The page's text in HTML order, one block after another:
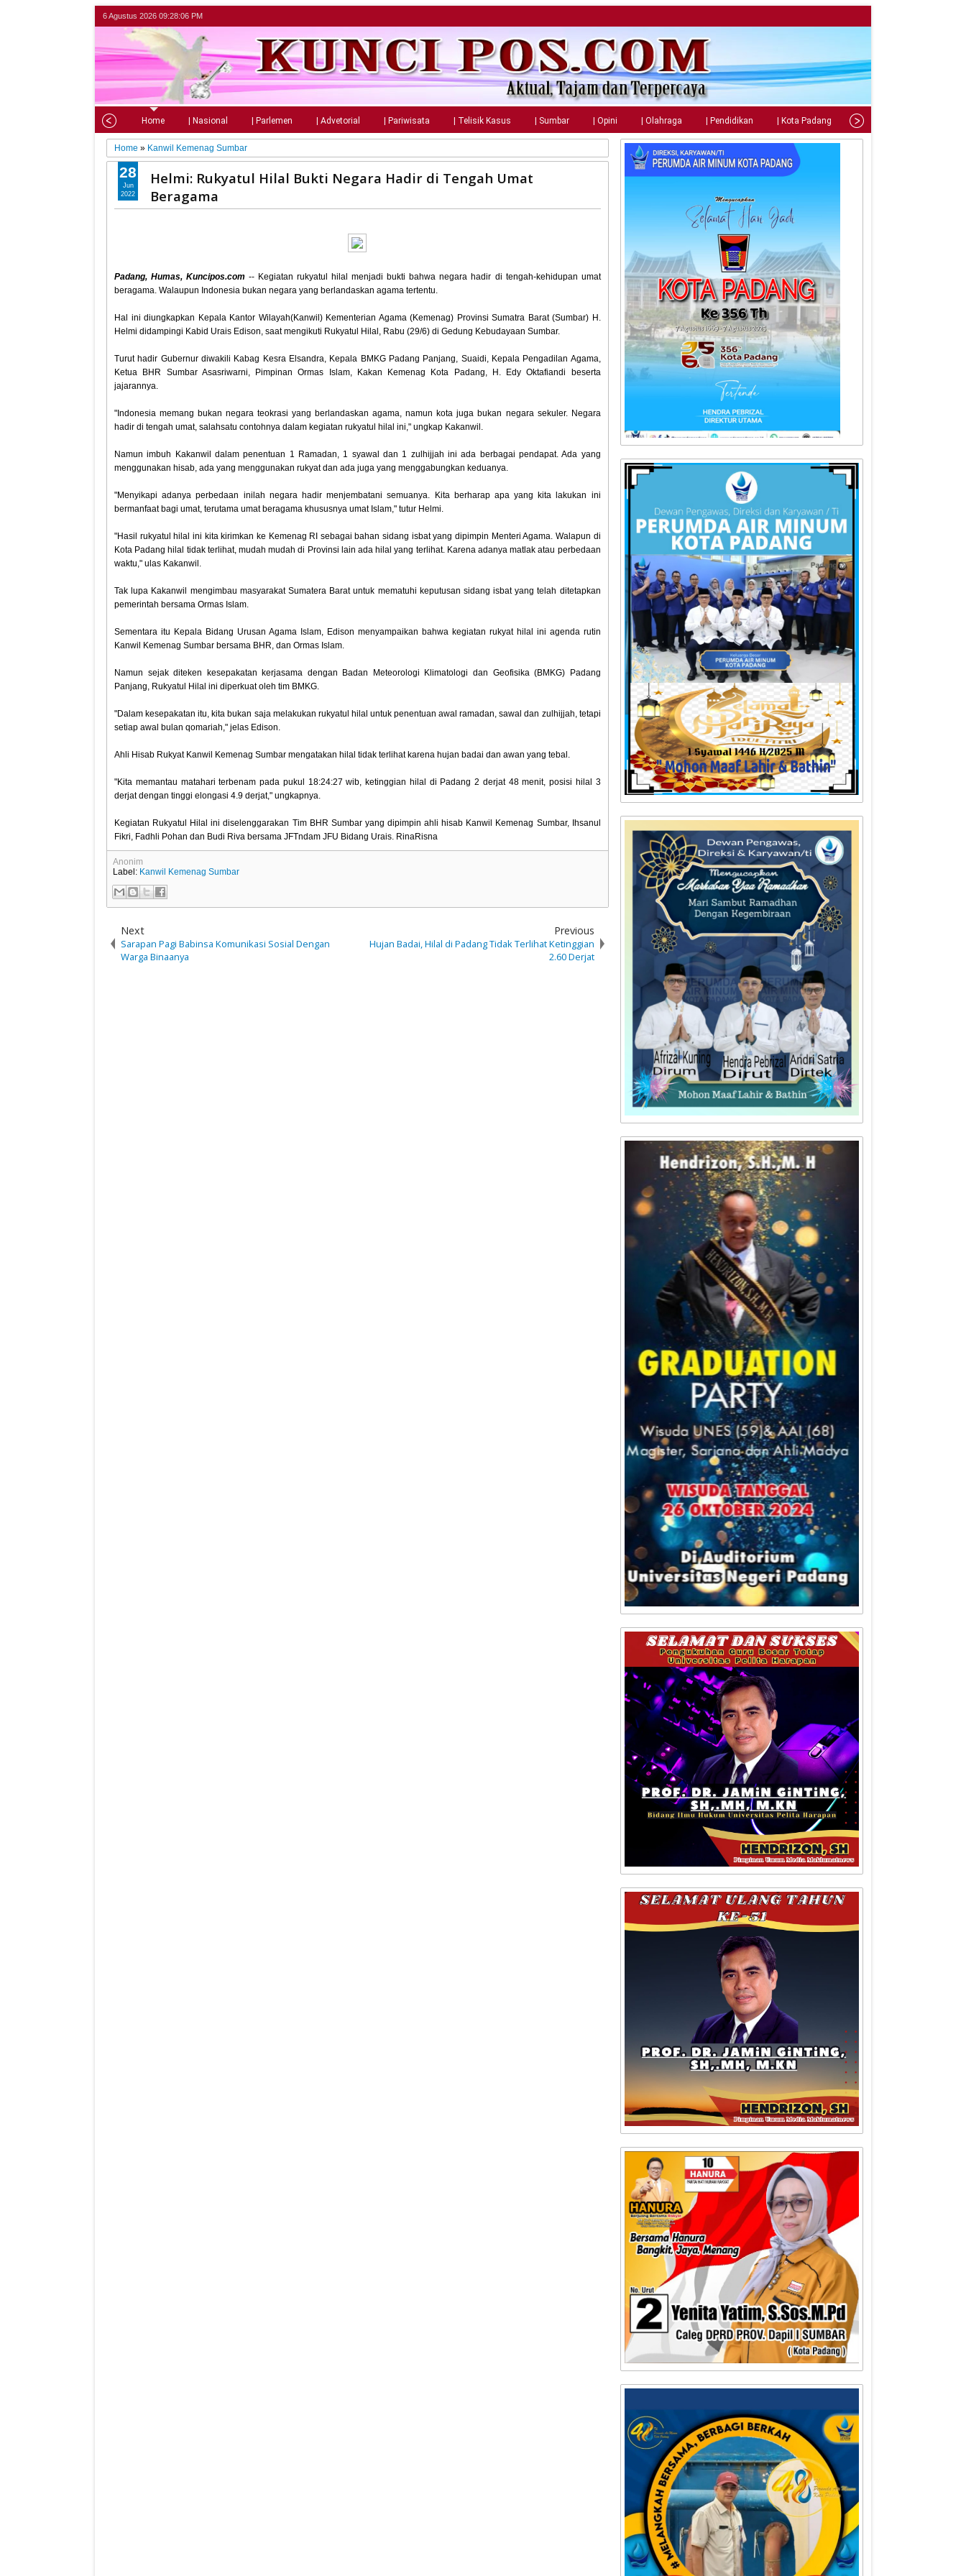
6 Agustus 2026 09:28:07 PM
Home | Nasional | Parlemen | Advetorial | Pariwisata | Telisik Kasus | Sumbar | Opini | Olahraga | Pendidikan | Kota Padang | Tips
Home » Kanwil Kemenag Sumbar
Helmi: Rukyatul Hilal Bukti Negara Hadir di Tengah Umat
Beragama
Padang, Humas, Kuncipos.com -- Kegiatan rukyatul hilal menjadi bukti bahwa negara hadir di tengah-kehidupan umat
beragama. Walaupun Indonesia bukan negara yang berlandaskan agama tertentu.
Hal ini diungkapkan Kepala Kantor Wilayah(Kanwil) Kementerian Agama (Kemenag) Provinsi Sumatra Barat (Sumbar) H.
Helmi didampingi Kabid Urais Edison, saat mengikuti Rukyatul Hilal, Rabu (29/6) di Gedung Kebudayaan Sumbar.
Turut hadir Gubernur diwakili Kabag Kesra Elsandra, Kepala BMKG Padang Panjang, Suaidi, Kepala Pengadilan Agama,
Ketua BHR Sumbar Asasriwarni, Pimpinan Ormas Islam, Kakan Kemenag Kota Padang, H. Edy Oktafiandi beserta
jajarannya.
"Indonesia memang bukan negara teokrasi yang berlandaskan agama, namun kota juga bukan negara sekuler. Negara
hadir di tengah umat, salahsatu contohnya dalam kegiatan rukyatul hilal ini," ungkap Kakanwil.
Namun imbuh Kakanwil dalam penentuan 1 Ramadan, 1 syawal dan 1 zulhijjah ini ada berbagai pendapat. Ada yang
menggunakan hisab, ada yang menggunakan rukyat dan ada juga yang menggabungkan keduanya.
"Menyikapi adanya perbedaan inilah negara hadir menjembatani semuanya. Kita berharap apa yang kita lakukan ini
bermanfaat bagi umat, terutama umat beragama khususnya umat Islam," tutur Helmi.
"Hasil rukyatul hilal ini kita kirimkan ke Kemenag RI sebagai bahan sidang isbat yang dipimpin Menteri Agama. Walapun di
Kota Padang hilal tidak terlihat, mudah mudah di Provinsi lain ada hilal yang terlihat. Karena adanya matlak atau perbedaan
waktu," ulas Kakanwil.
Tak lupa Kakanwil mengimbau masyarakat Sumatera Barat untuk mematuhi keputusan sidang isbat yang telah ditetapkan
pemerintah bersama Ormas Islam.
Sementara itu Kepala Bidang Urusan Agama Islam, Edison menyampaikan bahwa kegiatan rukyat hilal ini agenda rutin
Kanwil Kemenag Sumbar bersama BHR, dan Ormas Islam.
Namun sejak diteken kesepakatan kerjasama dengan Badan Meteorologi Klimatologi dan Geofisika (BMKG) Padang
Panjang, Rukyatul Hilal ini diperkuat oleh tim BMKG.
"Dalam kesepakatan itu, kita bukan saja melakukan rukyatul hilal untuk penentuan awal ramadan, sawal dan zulhijjah, tetapi
setiap awal bulan qomariah," jelas Edison.
Ahli Hisab Rukyat Kanwil Kemenag Sumbar mengatakan hilal tidak terlihat karena hujan badai dan awan yang tebal.
"Kita memantau matahari terbenam pada pukul 18:24:27 wib, ketinggian hilal di Padang 2 derjat 48 menit, posisi hilal 3
derjat dengan tinggi elongasi 4.9 derjat," ungkapnya.
Kegiatan Rukyatul Hilal ini diselenggarakan Tim BHR Sumbar yang dipimpin ahli hisab Kanwil Kemenag Sumbar, Ihsanul
Fikri, Fadhli Pohan dan Budi Riva bersama JFTndam JFU Bidang Urais. RinaRisna
28
Jun
2022
Anonim
Label: Kanwil Kemenag Sumbar
Next
Sarapan Pagi Babinsa Komunikasi Sosial Dengan
Warga Binaanya
Previous
Hujan Badai, Hilal di Padang Tidak Terlihat Ketinggian
2.60 Derjat